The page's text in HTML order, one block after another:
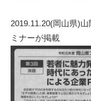
2019.11.20(岡山県)
ミナーが掲載